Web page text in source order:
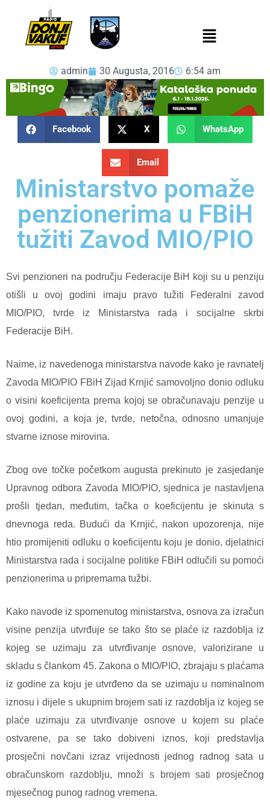
admin 30 Augusta, 2016 6:54 am
Facebook X WhatsApp
Email
Ministarstvo pomaže
penzionerima u FBiH
tužiti Zavod MIO/PIO
Svi penzioneri na području Federacije BiH koji su u penziju
otišli u ovoj godini imaju pravo tužiti Federalni zavod
MIO/PIO, tvrde iz Ministarstva rada i socijalne skrbi
Federacije BiH.
Naime, iz navedenoga ministarstva navode kako je ravnatelj
Zavoda MIO/PIO FBiH Zijad Krnjić samovoljno donio odluku
o visini koeficijenta prema kojoj se obračunavaju penzije u
ovoj godini, a koja je, tvrde, netočna, odnosno umanjuje
stvarne iznose mirovina.
Zbog ove točke početkom augusta prekinuto je zasjedanje
Upravnog odbora Zavoda MIO/PIO, sjednica je nastavljena
prošli tjedan, međutim, tačka o koeficijentu je skinuta s
dnevnoga reda. Budući da Krnjić, nakon upozorenja, nije
htio promijeniti odluku o koeficijentu koju je donio, djelatnici
Ministarstva rada i socijalne politike FBiH odlučili su pomoći
penzionerima u pripremama tužbi.
Kako navode iz spomenutog ministarstva, osnova za izračun
visine penzija utvrđuje se tako što se plaće iz razdoblja iz
kojeg se uzimaju za utvrđivanje osnove, valorizirane u
skladu s člankom 45. Zakona o MIO/PIO, zbrajaju s plaćama
iz godine za koju je utvrđeno da se uzimaju u nominalnom
iznosu i dijele s ukupnim brojem sati iz razdoblja iz kojeg se
plaće uzimaju za utvrđivanje osnove u kojem su plaće
ostvarene, pa se tako dobiveni iznos, koji predstavlja
prosječni novčani izraz vrijednosti jednog radnog sata u
obračunskom razdoblju, množi s brojem sati prosječnog
mjesečnog punog radnog vremena.